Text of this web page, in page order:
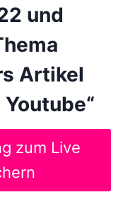
und
Artikel
zum Live